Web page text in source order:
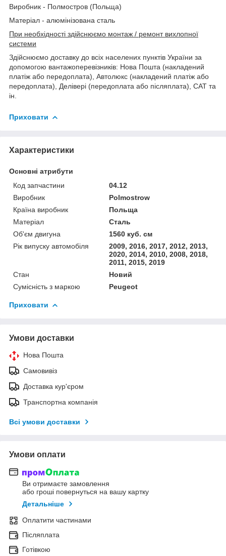
Виробник - Полмостров (Польща)
Матеріал - алюмінізована сталь
При необхідності здійснюємо монтаж / ремонт вихлопної
системи
Здійснюємо доставку до всіх населених пунктів України за
допомогою вантажоперевізників: Нова Пошта (накладений
платіж або передоплата), Автолюкс (накладений платіж або
передоплата), Делівері (передоплата або післяплата), САТ та
ін.
Приховати
Характеристики
Основні атрибути
Код запчастини
04.12
Виробник
Polmostrow
Країна виробник
Польща
Матеріал
Сталь
Об'єм двигуна
1560 куб. см
Рік випуску автомобіля
2009, 2016, 2017, 2012, 2013,
2020, 2014, 2010, 2008, 2018,
2011, 2015, 2019
Стан
Новий
Сумісність з маркою
Peugeot
Приховати
Умови доставки
Нова Пошта
Самовивіз
Доставка кур'єром
Транспортна компанія
Всі умови доставки
Умови оплати
Ви отримаєте замовлення
або гроші повернуться на вашу картку
Детальніше
Оплатити частинами
Післяплата
Готівкою